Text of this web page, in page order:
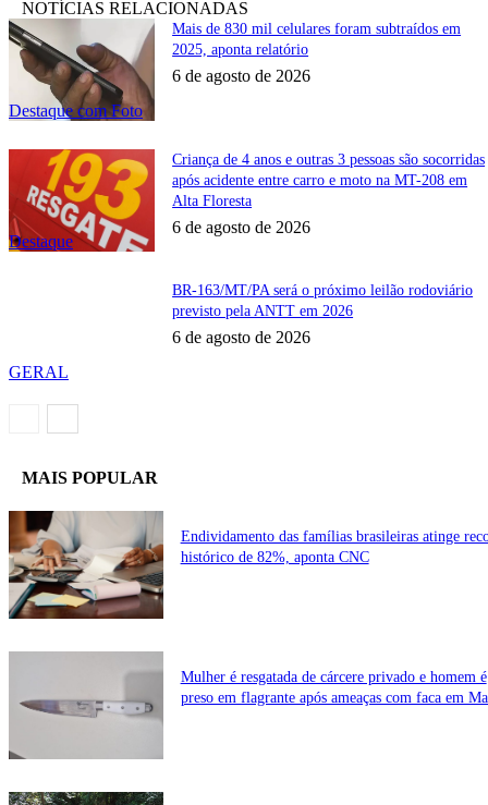
NOTÍCIAS RELACIONADAS
Destaque com Foto
Mais de 830 mil celulares foram subtraídos em
2025, aponta relatório
6 de agosto de 2026
Destaque
Criança de 4 anos e outras 3 pessoas são socorridas
após acidente entre carro e moto na MT-208 em
Alta Floresta
6 de agosto de 2026
GERAL
BR-163/MT/PA será o próximo leilão rodoviário
previsto pela ANTT em 2026
6 de agosto de 2026
MAIS POPULAR
Endividamento das famílias brasileiras atinge
histórico de 82%, aponta CNC
Mulher é resgatada de cárcere privado e homem é
preso em flagrante após ameaças com faca em